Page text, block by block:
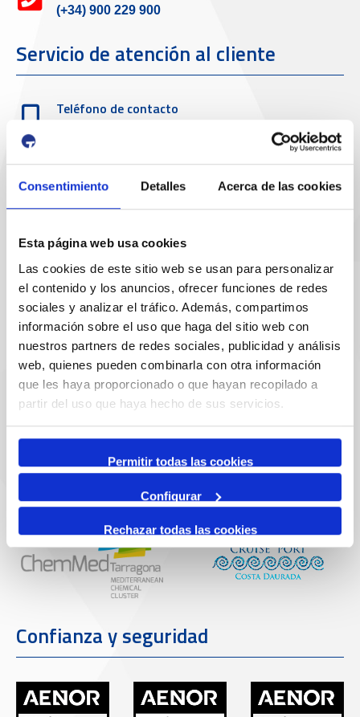
Consentimiento Detalles Acerca de las cookies
Esta página web usa cookies
Las cookies de este sitio web se usan para personalizar
el contenido y los anuncios, ofrecer funciones de redes
sociales y analizar el tráfico. Además, compartimos
información sobre el uso que haga del sitio web con
nuestros partners de redes sociales, publicidad y análisis
web, quienes pueden combinarla con otra información
que les haya proporcionado o que hayan recopilado a
partir del uso que haya hecho de sus servicios.
Permitir todas las cookies
Configurar
Rechazar todas las cookies
(+34) 900 229 900
Servicio de atención al cliente
Teléfono de contacto
sac@porttarragona.cat
Información SAC
Enlaces de interés
Partners
Confianza y seguridad